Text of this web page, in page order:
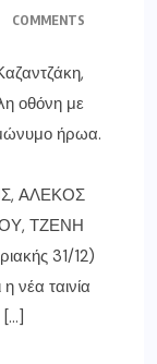
COMMENTS
οθόνη με
ήρωα.
ΑΛΕΚΟΣ
ΤΖΕΝΗ
31/12)
νέα ταινία